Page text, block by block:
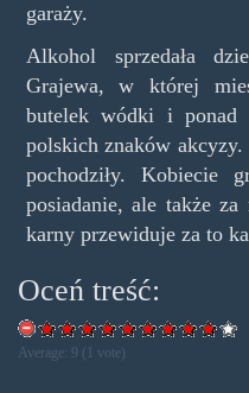
garaży.
Alkohol sprzedała
Grajewa, w której
butelek wódki i ponad
polskich znaków
pochodziły.
posiadanie, ale także
karny przewiduje za to
Oceń treść:
Average: 9 ( vote)